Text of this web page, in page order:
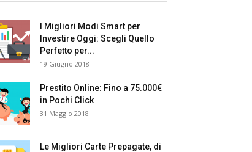
I Migliori Modi Smart per
Investire Oggi: Scegli Quello
Perfetto per...
19 Giugno 2018
Prestito Online: Fino a 75.000€
in Pochi Click
31 Maggio 2018
Le Migliori Carte Prepagate, di